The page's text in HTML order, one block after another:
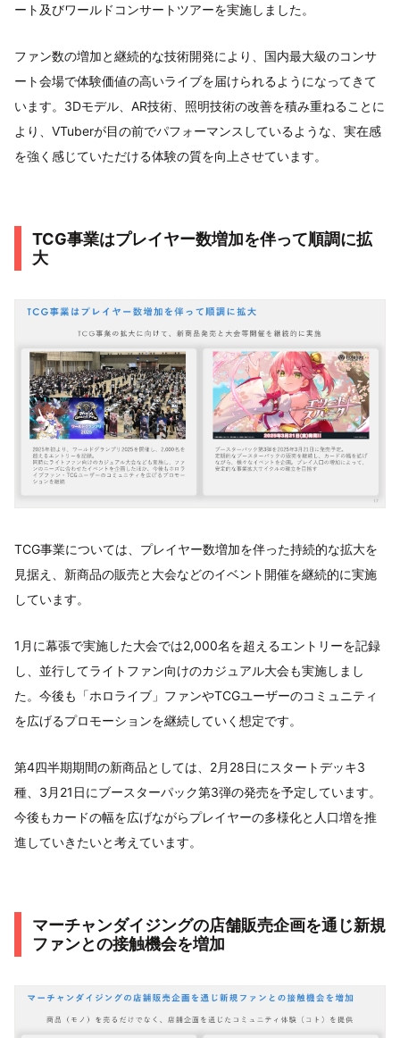
ート及びワールドコンサートツアーを実施しました。
ファン数の増加と継続的な技術開発により、国内最大級のコンサ
ート会場で体験価値の高いライブを届けられるようになってきて
います。3Dモデル、AR技術、照明技術の改善を積み重ねることに
より、VTuberが目の前でパフォーマンスしているような、実在感
を強く感じていただける体験の質を向上させています。
TCG事業はプレイヤー数増加を伴って順調に拡
大
TCG事業については、プレイヤー数増加を伴った持続的な拡大を
見据え、新商品の販売と大会などのイベント開催を継続的に実施
しています。
1月に幕張で実施した大会では2,000名を超えるエントリーを記録
し、並行してライトファン向けのカジュアル大会も実施しまし
た。今後も「ホロライブ」ファンやTCGユーザーのコミュニティ
を広げるプロモーションを継続していく想定です。
第4四半期期間の新商品としては、2月28日にスタートデッキ3
種、3月21日にブースターパック第3弾の発売を予定しています。
今後もカードの幅を広げながらプレイヤーの多様化と人口増を推
進していきたいと考えています。
マーチャンダイジングの店舗販売企画を通じ新規
ファンとの接触機会を増加